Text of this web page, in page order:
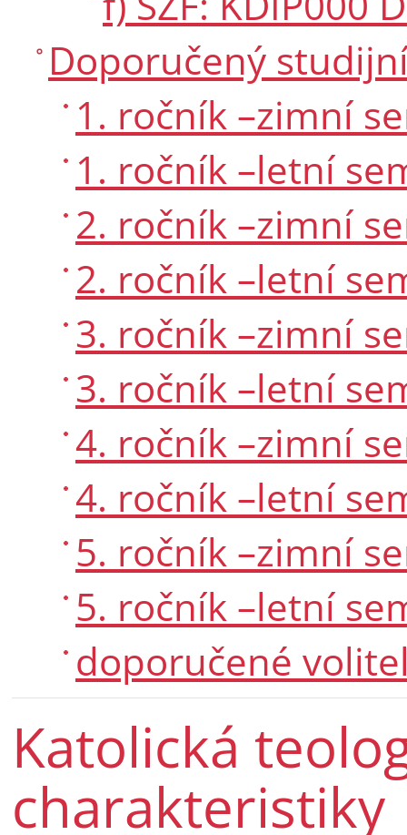
Doporučený
1. ročník –zimní
1. ročník –letní
2. ročník –zimní
2. ročník –letní
3. ročník –zimní
3. ročník –letní
4. ročník –zimní
4. ročník –letní
5. ročník –zimní
5. ročník –letní
doporučené
Katolická
charakteristiky